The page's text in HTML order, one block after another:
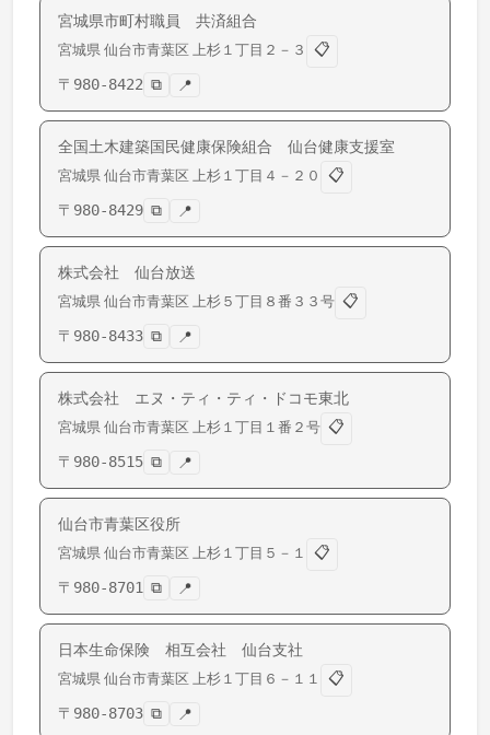
宮城県市町村職員 共済組合
宮城県 仙台市青葉区 上杉 １丁目２－３
📋
〒 980-8422 ⧉ 📍
全国土木建築国民健康保険組合 仙台健康支援室
宮城県 仙台市青葉区 上杉 １丁目４－２０
📋
〒 980-8429 ⧉ 📍
株式会社 仙台放送
宮城県 仙台市青葉区 上杉 ５丁目８番３３号 📋
〒 980-8433 ⧉ 📍
株式会社 エヌ・ティ・ティ・ドコモ東北
宮城県 仙台市青葉区 上杉 １丁目１番２号 📋
〒 980-8515 ⧉ 📍
仙台市青葉区役所
宮城県 仙台市青葉区 上杉 １丁目５－１
📋
〒 980-8701 ⧉ 📍
日本生命保険 相互会社 仙台支社
宮城県 仙台市青葉区 上杉 １丁目６－１１
📋
〒 980-8703 ⧉ 📍